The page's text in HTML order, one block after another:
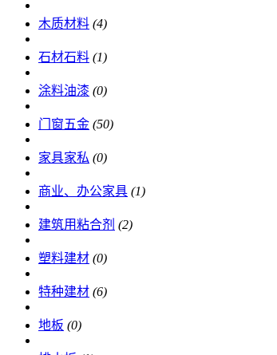
木质材料 (4)
石材石料 (1)
涂料油漆 (0)
门窗五金 (50)
家具家私 (0)
商业、办公家具 (1)
建筑用粘合剂 (2)
塑料建材 (0)
特种建材 (6)
地板 (0)